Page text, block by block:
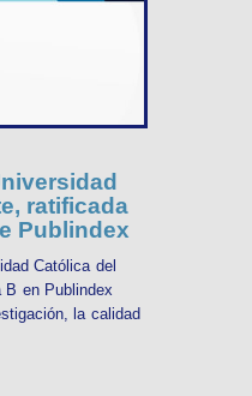
ratificada
Publindex
Católica del
B en Publindex
la calidad